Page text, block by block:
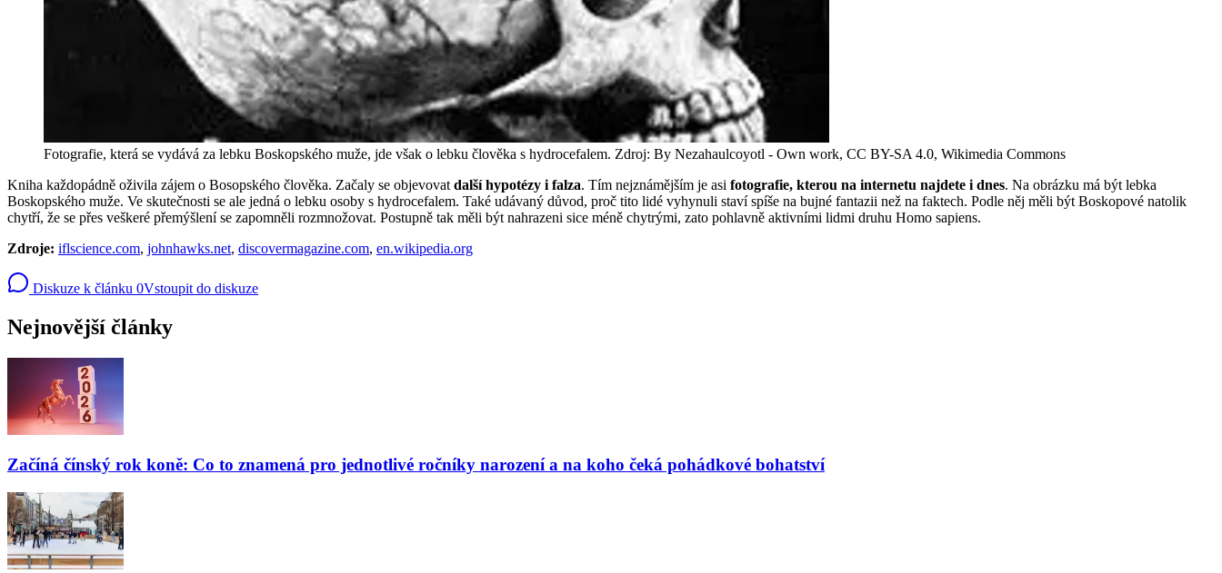
Fotografie, která se vydává za lebku Boskopského muže, jde však o lebku člověka s hydrocefalem. Zdroj: By Nezahaulcoyotl - Own work, CC BY-SA 4.0, Wikimedia Commons
Kniha každopádně oživila zájem o Bosopského člověka. Začaly se objevovat další hypotézy i falza. Tím nejznámějším je asi fotografie, kterou na internetu najdete i dnes. Na obrázku má být lebka
Boskopského muže. Ve skutečnosti se ale jedná o lebku osoby s hydrocefalem. Také udávaný důvod, proč tito lidé vyhynuli staví spíše na bujné fantazii než na faktech. Podle něj měli být Boskopové natolik
chytří, že se přes veškeré přemýšlení se zapomněli rozmnožovat. Postupně tak měli být nahrazeni sice méně chytrými, zato pohlavně aktivními lidmi druhu Homo sapiens.
Zdroje: iflscience.com, johnhawks.net, discovermagazine.com, en.wikipedia.org
Diskuze k článku 0Vstoupit do diskuze
Nejnovější články
Začíná čínský rok koně: Co to znamená pro jednotlivé ročníky narození a na koho čeká pohádkové bohatství